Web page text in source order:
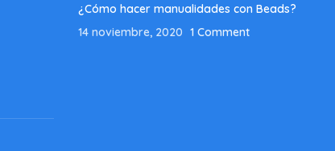
¿Cómo hacer manualidades con Beads?
14 noviembre, 2020 1 Comment